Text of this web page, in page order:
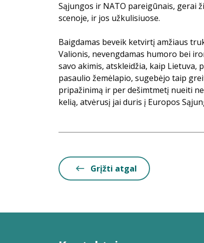
Sąjungos ir NATO pareigūnais, gerai
scenoje, ir jos užkulisiuose.
Baigdamas beveik ketvirtį amžiaus
Valionis, nevengdamas humoro bei
savo akimis, atskleidžia, kaip Lietuva,
pasaulio žemėlapio, sugebėjo taip
pripažinimą ir per dešimtmetį nueiti
kelią, atvėrusį jai duris į Europos
Grįžti atgal